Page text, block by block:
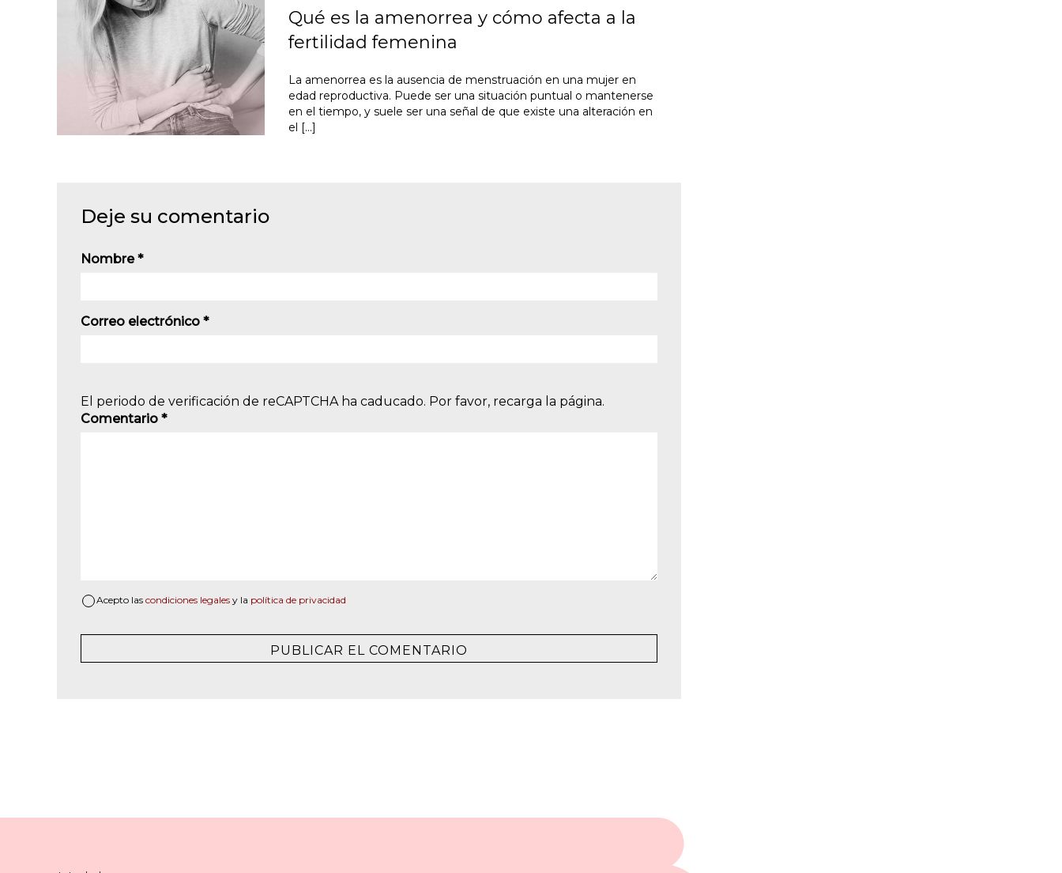
Qué es la amenorrea y cómo afecta a la
fertilidad femenina
La amenorrea es la ausencia de menstruación en una mujer en
edad reproductiva. Puede ser una situación puntual o mantenerse
en el tiempo, y suele ser una señal de que existe una alteración en
el […]
Deje su comentario
Nombre*
Correo electrónico *
El periodo de verificación de reCAPTCHA ha caducado. Por favor, recarga la página.
Comentario *
Acepto las condiciones legales y la política de privacidad